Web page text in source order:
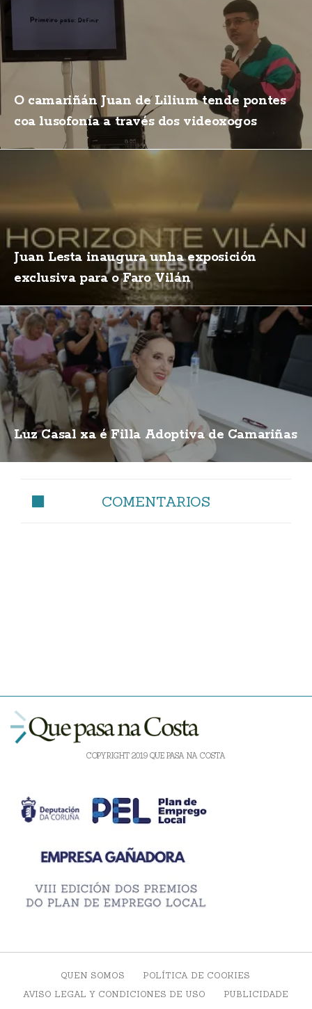
O camariñán Juan de Lilium tende pontes
coa lusofonía a través dos videoxogos
Juan Lesta inaugura unha exposición
exclusiva para o Faro Vilán
Luz Casal xa é Filla Adoptiva de Camariñas
COMENTARIOS
COPYRIGHT 2019 QUE PASA NA COSTA
QUEN SOMOS
POLÍTICA DE COOKIES
AVISO LEGAL Y CONDICIONES DE USO
PUBLICIDADE